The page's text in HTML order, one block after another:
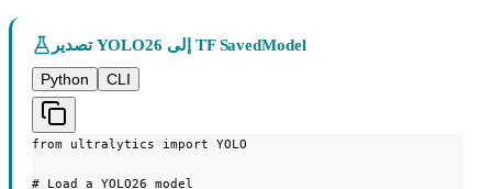
تصدير YOLO26 إلى TF SavedModel
Python
CLI
from ultralytics import YOLO
# Load a YOLO26 model